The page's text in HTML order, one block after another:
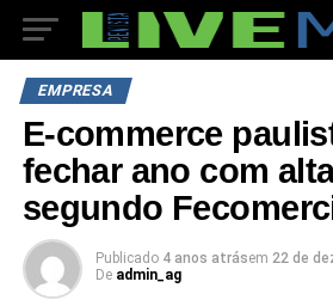
EMPRESA
E-commerce
fechar ano com
segundo
Publicado 4 anos atrásem 22 de
De admin_ag